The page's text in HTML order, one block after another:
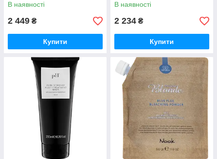
В наявності
2 449 ₴
Купити
В наявності
2 234 ₴
Купити